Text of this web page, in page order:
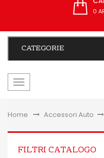
0
CATEGORIE
navigazione
Home &gt;Accessori Auto >
FILTRI CATALOGO